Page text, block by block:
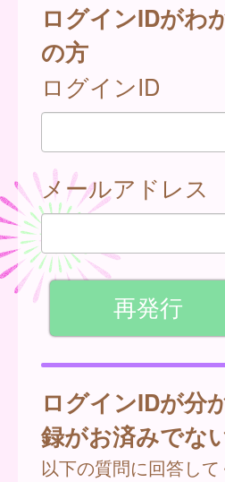
ログインIDがわ
の方
ログインID
メールアドレス
ログインIDが分
録がお済みでな
以下の質問に回答し